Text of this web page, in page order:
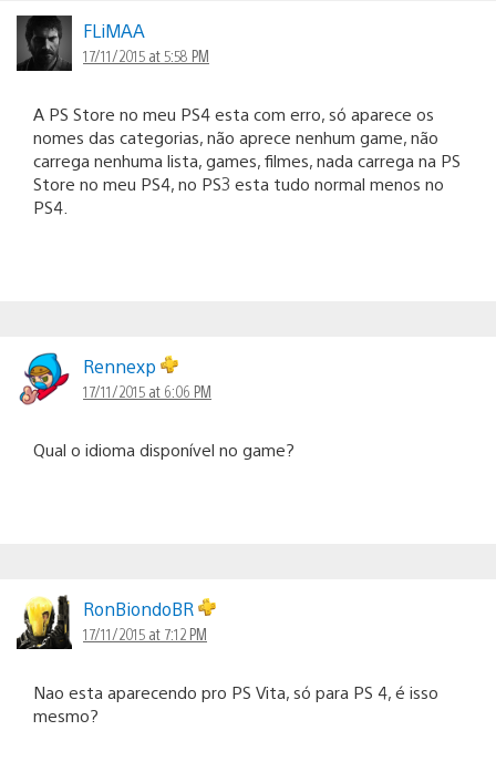
FLiMAA
17/11/2015 at 5:58 PM
A PS Store no meu PS4 esta com erro, só aparece os
nomes das categorias, não aprece nenhum game, não
carrega nenhuma lista, games, filmes, nada carrega na PS
Store no meu PS4, no PS3 esta tudo normal menos no
PS4.
Rennexp
17/11/2015 at 6:06 PM
Qual o idioma disponível no game?
RonBiondoBR
17/11/2015 at 7:12 PM
Nao esta aparecendo pro PS Vita, só para PS 4, é isso
mesmo?